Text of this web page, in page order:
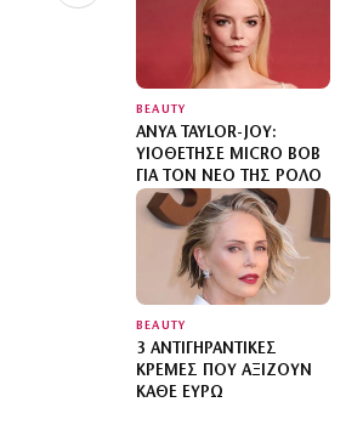
BEAUTY
ANYA TAYLOR-JOY:
ΥΙΟΘΈΤΗΣΕ MICRO BOB
ΓΙΑ ΤΟΝ ΝΈΟ ΤΗΣ ΡΌΛΟ
BEAUTY
3 ΑΝΤΙΓΗΡΑΝΤΙΚΈΣ
ΚΡΈΜΕΣ ΠΟΥ ΑΞΊΖΟΥΝ
ΚΆΘΕ ΕΥΡΏ